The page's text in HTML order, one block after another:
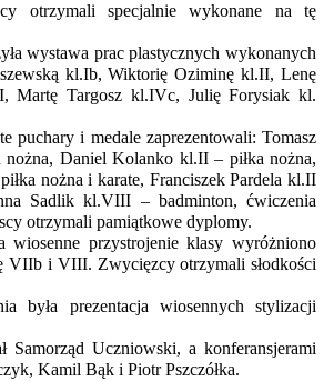
otrzymali specjalnie wykonane na tę
wystawa prac plastycznych wykonanych
kl.Ib, Wiktorię Oziminę kl.II, Lenę
Martę Targosz kl.IVc, Julię Forysiak kl.
puchary i medale zaprezentowali: Tomasz
Daniel Kolanko kl.II – piłka nożna,
nożna i karate, Franciszek Pardela kl.II
Sadlik kl.VIII – badminton, ćwiczenia
otrzymali pamiątkowe dyplomy.
przystrojenie klasy wyróżniono
VIIb i VIII. Zwycięzcy otrzymali słodkości
była prezentacja wiosennych stylizacji
Samorząd Uczniowski, a konferansjerami
Kamil Bąk i Piotr Pszczółka.